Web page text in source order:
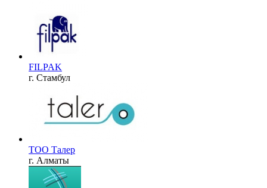
FILPAK
г. Стамбул
ТОО Талер
г. Алматы